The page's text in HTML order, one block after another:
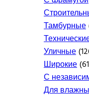
Тамбурные
Уличные
Широкие
С
Для